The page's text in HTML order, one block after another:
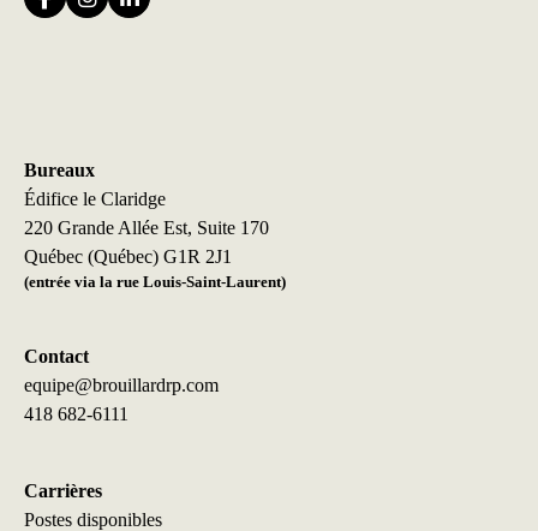
Bureaux
Édifice le Claridge
220 Grande Allée Est, Suite 170
Québec (Québec) G1R 2J1
(entrée via la rue Louis-Saint-Laurent)
Contact
equipe@brouillardrp.com
418 682-6111
Carrières
Postes disponibles